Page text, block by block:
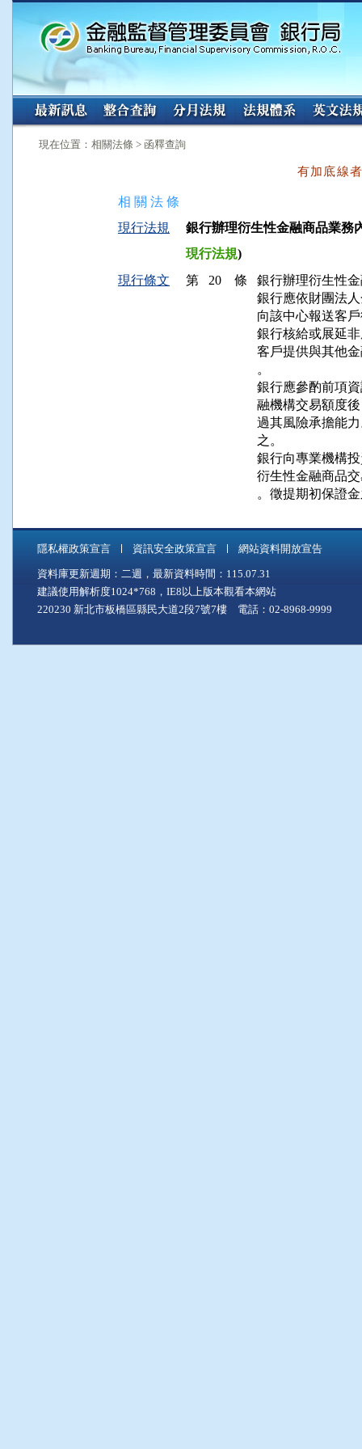
:::
現在位置：相關法條 > 函釋查詢
有加底線
相 關 法 條
現行法規
銀行辦理衍生性金融商品業務
現行法規)
現行條文
第 20 條
銀行辦理衍生性
銀行應依財團法
向該中心報送客
銀行核給或展延
客戶提供與其他
。
銀行應參酌前項
融機構交易額度
過其風險承擔能
之。
銀行向專業機構
衍生性金融商品
。徵提期初保證
隱私權政策宣言 資訊安全政策宣言 網站資料開放宣告
資料庫更新週期：二週，最新資料時間：115.07.31
建議使用解析度1024*768，IE8以上版本觀看本網站
220230 新北市板橋區縣民大道2段7號7樓 電話：02-8968-9999